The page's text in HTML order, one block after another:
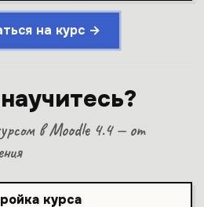
на курс →
в Moodle 4.4 — от
курса